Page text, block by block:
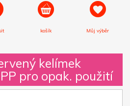
košík Můj výběr
kelímek
pro opak. použití